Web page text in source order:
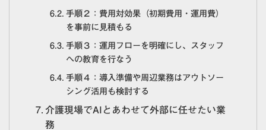
手順２：費用対効果（初期費用・運用費）
を事前に見積もる
手順３：運用フローを明確にし、スタッフ
への教育を行なう
手順４：導入準備や周辺業務はアウトソー
シング活用も検討する
介護現場でAIとあわせて外部に任せたい業
務